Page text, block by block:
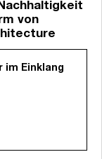
von
im Einklang